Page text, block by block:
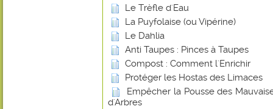
Le Trèfle d'Eau
La Puyfolaise (ou Vipérine)
Le Dahlia
Anti Taupes : Pinces à Taupes
Compost : Comment l'Enrichir
Protéger les Hostas des Limaces
Empêcher la Pousse des
d'Arbres